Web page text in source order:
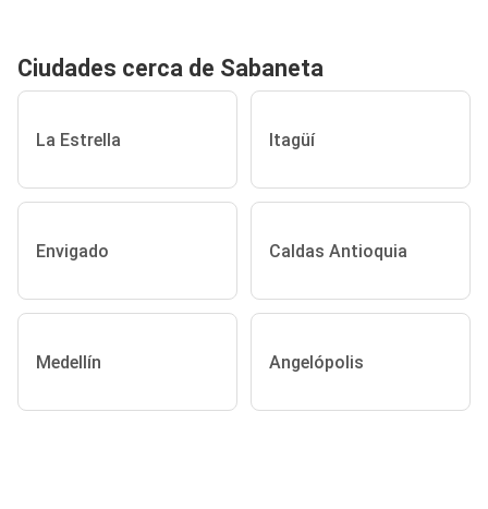
Ciudades cerca de Sabaneta
La Estrella Itagüí
Envigado Caldas Antioquia
Medellín Angelópolis